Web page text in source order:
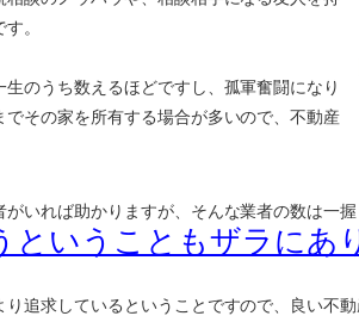
。
のうち数えるほどですし、孤軍奮闘になり
その家を所有する場合が多いので、不動産
いれば助かりますが、そんな業者の数は一握
ということもザラにあ
追求しているということですので、良い不動